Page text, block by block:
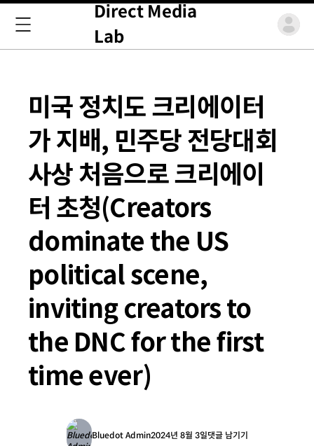
Direct Media
Lab
미국 정치도 크리에이터
가 지배, 민주당 전당대회
사상 처음으로 크리에이
터 초청(Creators
dominate the US
political scene,
inviting creators to
the DNC for the first
time ever)
Bluedot Admin2024년 8월 3일댓글 남기기